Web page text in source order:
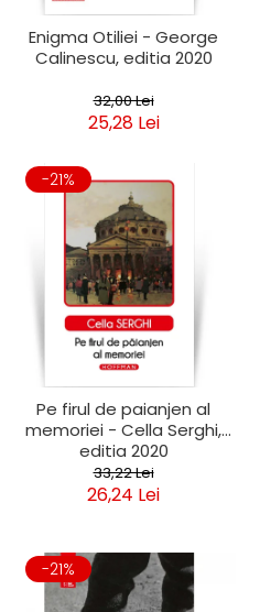
Enigma Otiliei - George
Calinescu, editia 2020
32,00 Lei
25,28 Lei
-21%
Pe firul de paianjen al
memoriei - Cella Serghi,
editia 2020
33,22 Lei
26,24 Lei
-21%